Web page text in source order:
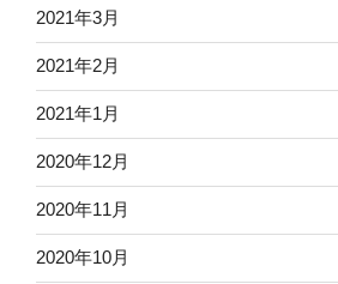
2021年3月
2021年2月
2021年1月
2020年12月
2020年11月
2020年10月